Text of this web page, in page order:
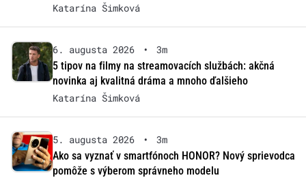
Katarína Šimková
6. augusta 2026 •
3m
5 tipov na filmy na streamovacích službách: akčná
novinka aj kvalitná dráma a mnoho ďalšieho
Katarína Šimková
5. augusta 2026 •
3m
Ako sa vyznať v smartfónoch HONOR? Nový sprievodca
pomôže s výberom správneho modelu